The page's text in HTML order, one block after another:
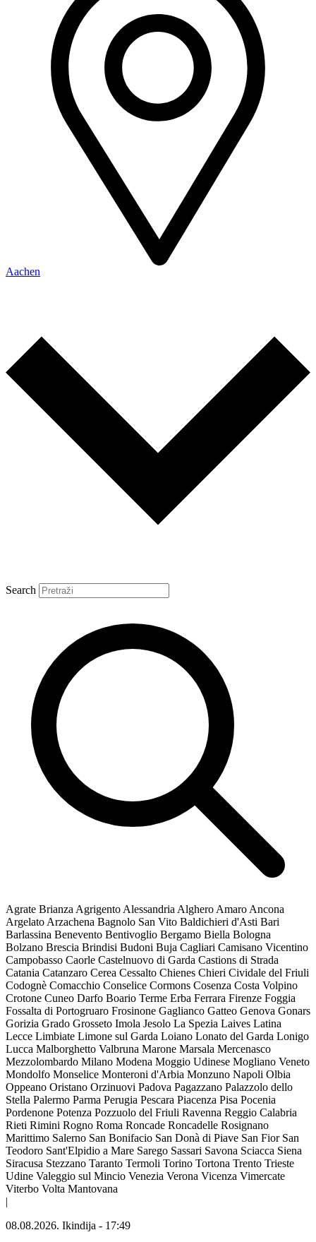
Aachen
Search
Agrate Brianza Agrigento Alessandria Alghero Amaro Ancona
Argelato Arzachena Bagnolo San Vito Baldichieri d'Asti Bari
Barlassina Benevento Bentivoglio Bergamo Biella Bologna
Bolzano Brescia Brindisi Budoni Buja Cagliari Camisano Vicentino
Campobasso Caorle Castelnuovo di Garda Castions di Strada
Catania Catanzaro Cerea Cessalto Chienes Chieri Cividale del Friuli
Codognè Comacchio Conselice Cormons Cosenza Costa Volpino
Crotone Cuneo Darfo Boario Terme Erba Ferrara Firenze Foggia
Fossalta di Portogruaro Frosinone Gaglianco Gatteo Genova Gonars
Gorizia Grado Grosseto Imola Jesolo La Spezia Laives Latina
Lecce Limbiate Limone sul Garda Loiano Lonato del Garda Lonigo
Lucca Malborghetto Valbruna Marone Marsala Mercenasco
Mezzolombardo Milano Modena Moggio Udinese Mogliano Veneto
Mondolfo Monselice Monteroni d'Arbia Monzuno Napoli Olbia
Oppeano Oristano Orzinuovi Padova Pagazzano Palazzolo dello
Stella Palermo Parma Perugia Pescara Piacenza Pisa Pocenia
Pordenone Potenza Pozzuolo del Friuli Ravenna Reggio Calabria
Rieti Rimini Rogno Roma Roncade Roncadelle Rosignano
Marittimo Salerno San Bonifacio San Donà di Piave San Fior San
Teodoro Sant'Elpidio a Mare Sarego Sassari Savona Sciacca Siena
Siracusa Stezzano Taranto Termoli Torino Tortona Trento Trieste
Udine Valeggio sul Mincio Venezia Verona Vicenza Vimercate
Viterbo Volta Mantovana
|
08.08.2026. Ikindija - 17:49